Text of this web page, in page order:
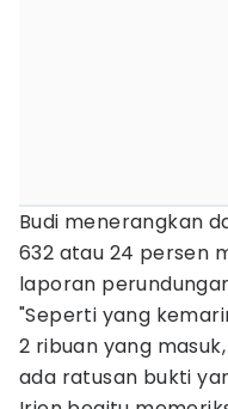
Budi menerangkan
632 atau 24 persen
laporan
"Seperti yang
2 ribuan yang
ada ratusan bukti